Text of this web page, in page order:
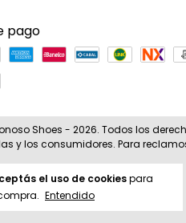
el uso de cookiespara
Entendido
pago
Shoes - 2026. Todos los
y los consumidores. Para